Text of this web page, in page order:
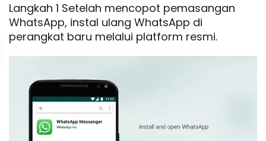
Langkah 1 Setelah mencopot pemasangan
WhatsApp, instal ulang WhatsApp di
perangkat baru melalui platform resmi.